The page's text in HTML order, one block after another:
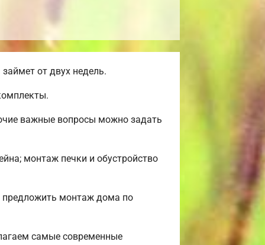
от двух недель.
важные вопросы можно задать
монтаж печки и обустройство
монтаж дома по
самые современные